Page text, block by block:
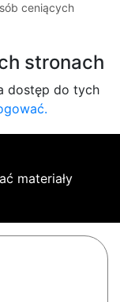
ceniących
stronach
dostęp do tych
materiały